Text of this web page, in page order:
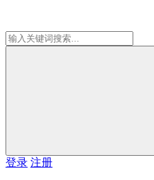
登录 注册